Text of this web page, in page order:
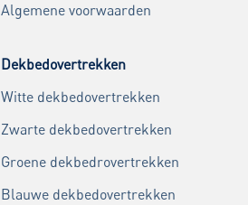
Algemene voorwaarden
Dekbedovertrekken
Witte dekbedovertrekken
Zwarte dekbedovertrekken
Groene dekbedrovertrekken
Blauwe dekbedovertrekken